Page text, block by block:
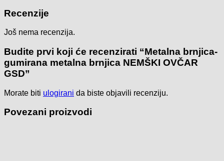
Recenzije
Još nema recenzija.
Budite prvi koji će recenzirati “Metalna brnjica-
gumirana metalna brnjica NEMŠKI OVČAR
GSD”
Morate biti ulogirani da biste objavili recenziju.
Povezani proizvodi